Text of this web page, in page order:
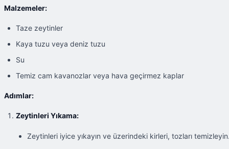
Malzemeler:
Taze zeytinler
Kaya tuzu veya deniz tuzu
Su
Temiz cam kavanozlar veya hava geçirmez kaplar
Adımlar:
Zeytinleri Yıkama:
Zeytinleri iyice yıkayın ve üzerindeki kirleri, tozları